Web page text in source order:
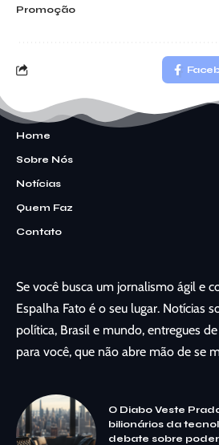
Promoção
Home
Sobre Nós
Notícias
Quem Faz
Contato
Se você busca um jornalismo ágil e
Espalha Fato é o seu lugar. Notícias
política, Brasil e mundo, entregues
para você, que não abre mão de se
O Diabo Veste
bilionários da
debate sobre